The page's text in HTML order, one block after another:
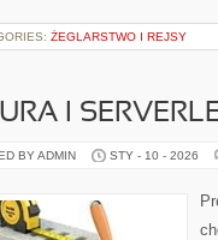
ŻEGLARSTWO I REJSY
I
BY ADMIN STY - 10 - 2026